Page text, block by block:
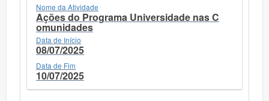
Nome da Atividade
Ações do Programa Universidade nas C
omunidades
Data de Início
08/07/2025
Data de Fim
10/07/2025